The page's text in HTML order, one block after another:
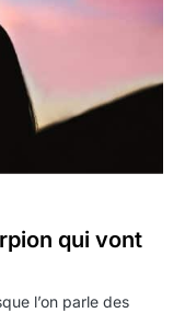
qui vont
l’on parle des